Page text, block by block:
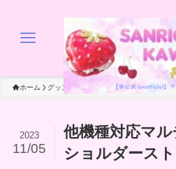
ホーム グッズ ファッション小物アクセサリー
他機種対応マ
ショルダース
2023
11/05